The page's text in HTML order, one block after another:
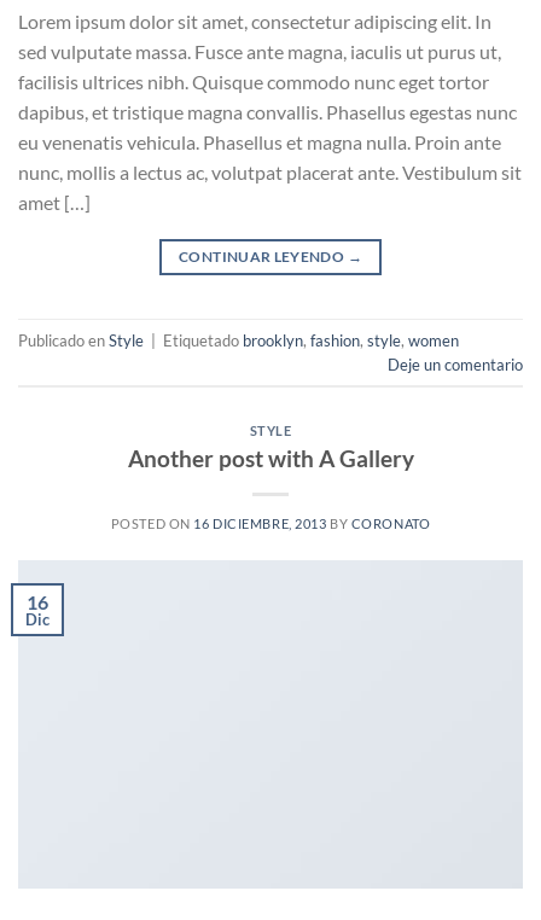
Lorem ipsum dolor sit amet, consectetur adipiscing elit. In
sed vulputate massa. Fusce ante magna, iaculis ut purus ut,
facilisis ultrices nibh. Quisque commodo nunc eget tortor
dapibus, et tristique magna convallis. Phasellus egestas nunc
eu venenatis vehicula. Phasellus et magna nulla. Proin ante
nunc, mollis a lectus ac, volutpat placerat ante. Vestibulum sit
amet […]
CONTINUAR LEYENDO →
Publicado enStyle Etiquetado brooklyn, fashion, style, women
Deje un comentario
STYLE
Another post with A Gallery
POSTED ON 16 DICIEMBRE, 2013 BY CORONATO
16
Dic